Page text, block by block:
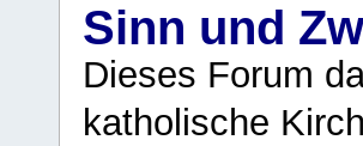
Sinn und
Dieses Forum
katholische